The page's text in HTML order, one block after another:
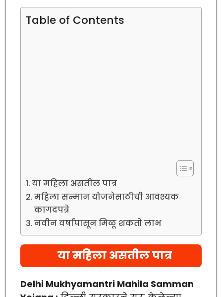
Table of Contents
या महिला असतील पात्र
महिला सन्मान योजनेसाठीची आवश्यक
कागदपत्रे
नवीन वर्षापासून मिळू शकतो लाभ
या महिला असतील पात्र
Delhi Mukhyamantri Mahila Samman